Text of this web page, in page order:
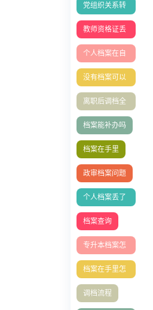
党组织关系转
移
教师资格证丢
失补办
个人档案在自
己手里怎么办
没有档案可以
办理退休吗？
离职后调档全
攻略
档案能补办吗
档案在手里
政审档案问题
个人档案丢了
怎么办?档案
能补办吗
档案查询
专升本档案怎
么存档？
档案在手里怎
么存档？
调档流程